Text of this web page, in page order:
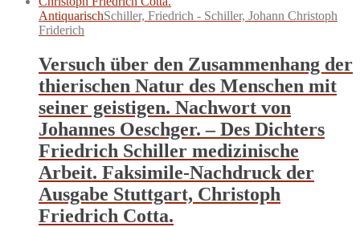
AntiquarischSchiller, Friedrich - Schiller, Johann Christoph
Friderich
Versuch über den Zusammenhang der
thierischen Natur des Menschen mit
seiner geistigen. Nachwort von
Johannes Oeschger. – Des Dichters
Friedrich Schiller medizinische
Arbeit. Faksimile-Nachdruck der
Ausgabe Stuttgart, Christoph
Friedrich Cotta.